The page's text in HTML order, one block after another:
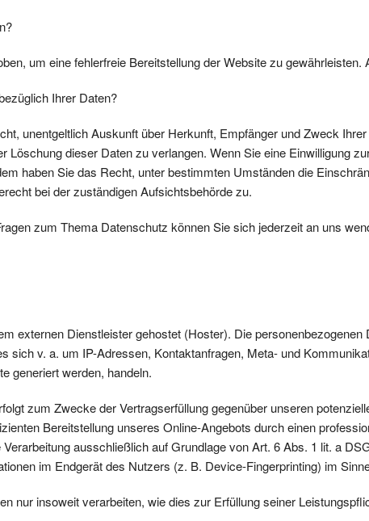
um eine fehlerfreie Bereitstellung der Website zu
Ihrer Daten?
unentgeltlich Auskunft über Herkunft, Empfänger und Zweck
Löschung dieser Daten zu verlangen. Wenn Sie eine Einwilligung
haben Sie das Recht, unter bestimmten Umständen die
bei der zuständigen Aufsichtsbehörde zu.
zum Thema Datenschutz können Sie sich jederzeit an uns
externen Dienstleister gehostet (Hoster). Die
sich v. a. um IP-Adressen, Kontaktanfragen, Meta- und
generiert werden, handeln.
zum Zwecke der Vertragserfüllung gegenüber unseren
Bereitstellung unseres Online-Angebots durch einen
ausschließlich auf Grundlage von Art. 6 Abs. 1 lit. a
im Endgerät des Nutzers (z. B. Device-Fingerprinting) im
nur insoweit verarbeiten, wie dies zur Erfüllung seiner